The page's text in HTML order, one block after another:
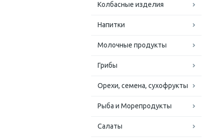
Колбасные изделия
Напитки
Молочные продукты
Грибы
Орехи, семена, сухофрукты
Рыба и Морепродукты
Салаты